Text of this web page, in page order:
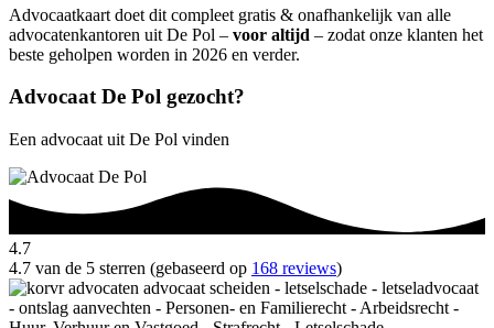
Advocaatkaart doet dit compleet gratis & onafhankelijk van alle
advocatenkantoren uit De Pol – voor altijd – zodat onze klanten het
beste geholpen worden in 2026 en verder.
Advocaat De Pol gezocht?
Een advocaat uit De Pol vinden
4.7
4.7 van de 5 sterren (gebaseerd op 168 reviews)